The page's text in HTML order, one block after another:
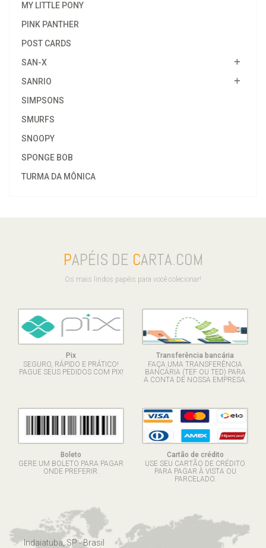
MY LITTLE PONY
PINK PANTHER
POST CARDS
SAN-X
SANRIO
SIMPSONS
SMURFS
SNOOPY
SPONGE BOB
TURMA DA MÔNICA
PAPÉIS DE CARTA.COM
Os mais lindos papéis para você colecionar!
Pix
SEGURO, RÁPIDO E PRÁTICO!
PAGUE SEUS PEDIDOS COM PIX!
Transferência bancária
FAÇA UMA TRANSFERÊNCIA
BANCÁRIA (TEF OU TED) PARA
A CONTA DE NOSSA EMPRESA.
Boleto
GERE UM BOLETO PARA PAGAR
ONDE PREFERIR.
Cartão de crédito
USE SEU CARTÃO DE CRÉDITO
PARA PAGAR À VISTA OU
PARCELADO.
Indaiatuba, SP - Brasil